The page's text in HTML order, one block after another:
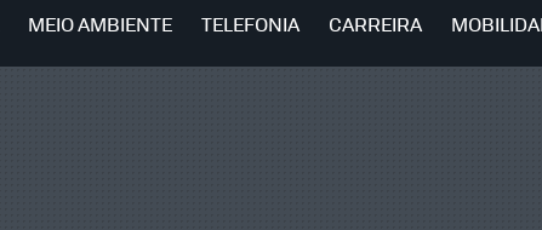
MEIO AMBIENTE TELEFONIA CARREIRA